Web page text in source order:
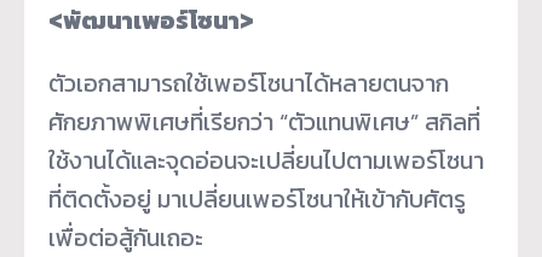
<พัฒนาเพอร์โซนา>
ตัวเอกสามารถใช้เพอร์โซนาได้หลายตนจาก
ศักยภาพพิเศษที่เรียกว่า “ตัวแทนพิเศษ” สกิลที่
ใช้งานได้และจุดอ่อนจะเปลี่ยนไปตามเพอร์โซนา
ที่ติดตั้งอยู่ มาเปลี่ยนเพอร์โซนาให้เข้ากับศัตรู
เพื่อต่อสู้กันเถอะ